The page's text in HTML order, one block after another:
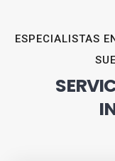
ESPECIALISTAS